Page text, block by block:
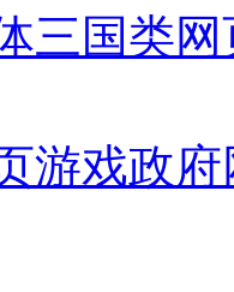
三国类
游戏政府